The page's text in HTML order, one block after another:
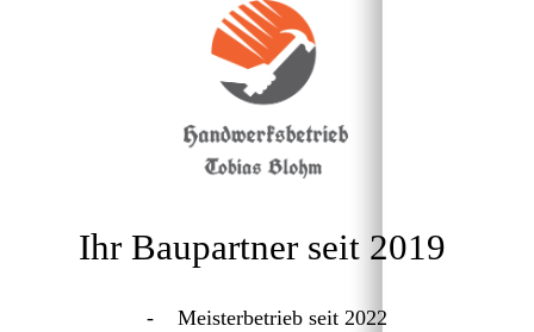
Ihr Baupartner seit 2019
- Meisterbetrieb seit 2022